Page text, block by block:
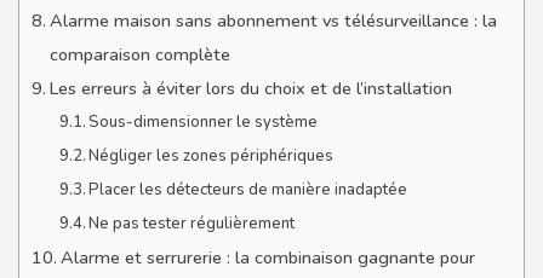
Alarme maison sans abonnement vs télésurveillance : la
comparaison complète
Les erreurs à éviter lors du choix et de l’installation
Sous-dimensionner le système
Négliger les zones périphériques
Placer les détecteurs de manière inadaptée
Ne pas tester régulièrement
Alarme et serrurerie : la combinaison gagnante pour